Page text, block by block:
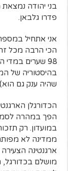
בני יהודה
פדרו גלבאן.
אני אתחיל
הכי הרבה מכל
98 שערים
בהיסטוריה של
שהיה ענק גם
הכדורגלן
הפך במהרה
במועדון. רק
ממדינה לא
ארגנטינה
מושלם בכדורגל,